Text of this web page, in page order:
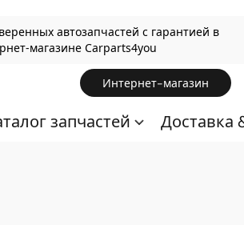
автозапчастей с гарантией в
магазине Carparts4you
Интернет-магазин
запчастей Доставка